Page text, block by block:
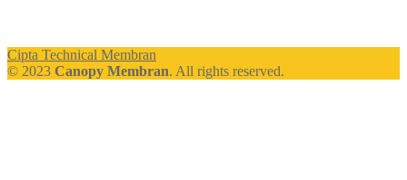
Cipta Technical Membran
© 2023 Canopy Membran. All rights reserved.